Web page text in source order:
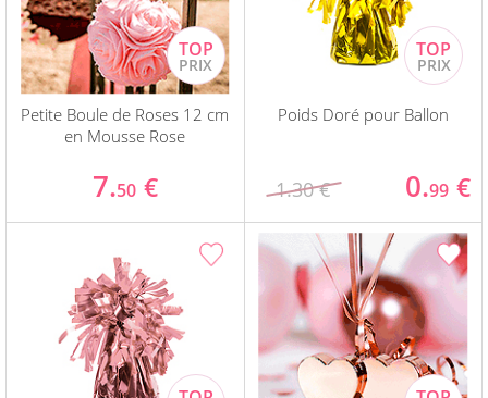
Petite Boule de Roses 12 cm
en Mousse Rose
7.50 €
Poids Doré pour Ballon
1.30 € 0.99 €